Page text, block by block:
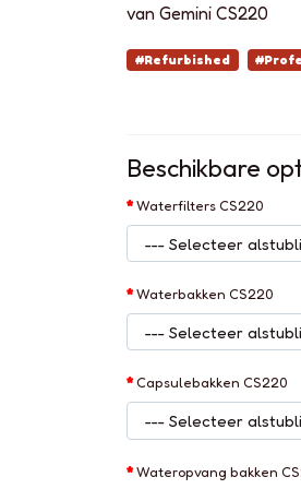
van Gemini CS220
#Refurbished
Beschikbare
Waterfilters CS220
Waterbakken CS220
Capsulebakken CS220
Wateropvang bakken